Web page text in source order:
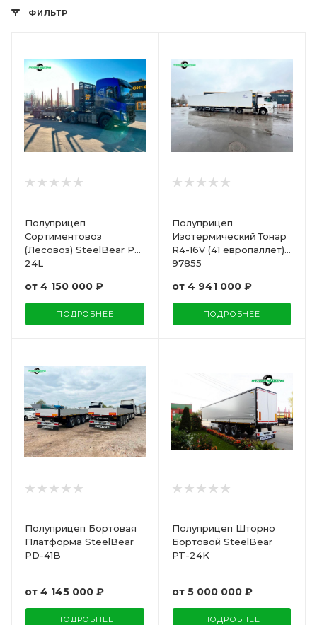
ФИЛЬТР
Полуприцеп
Сортиментовоз
(Лесовоз) SteelBear PT-
24L
от 4 150 000 ₽
ПОДРОБНЕЕ
Полуприцеп
Изотермический Тонар
R4-16V (41 европаллет)
97855
от 4 941 000 ₽
ПОДРОБНЕЕ
Полуприцеп Бортовая
Платформа SteelBear
PD-41B
от 4 145 000 ₽
ПОДРОБНЕЕ
Полуприцеп Шторно
Бортовой SteelBear
PT-24K
от 5 000 000 ₽
ПОДРОБНЕЕ